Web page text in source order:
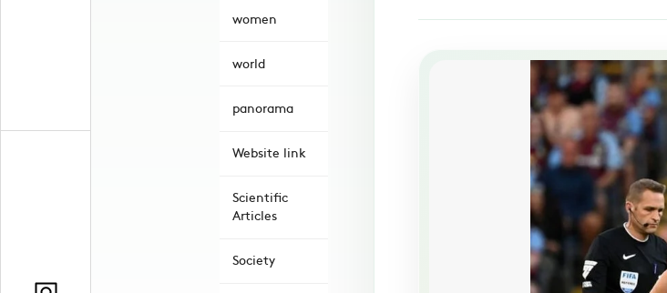
women
world
panorama
Website link
Scientific
Articles
Society